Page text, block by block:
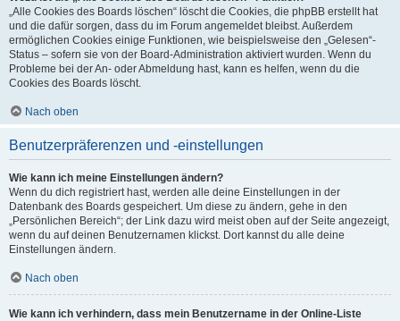
„Alle Cookies des Boards löschen“ löscht die Cookies, die phpBB erstellt hat
und die dafür sorgen, dass du im Forum angemeldet bleibst. Außerdem
ermöglichen Cookies einige Funktionen, wie beispielsweise den „Gelesen“-
Status – sofern sie von der Board-Administration aktiviert wurden. Wenn du
Probleme bei der An- oder Abmeldung hast, kann es helfen, wenn du die
Cookies des Boards löscht.
Nach oben
Benutzerpräferenzen und -einstellungen
Wie kann ich meine Einstellungen ändern?
Wenn du dich registriert hast, werden alle deine Einstellungen in der
Datenbank des Boards gespeichert. Um diese zu ändern, gehe in den
„Persönlichen Bereich“; der Link dazu wird meist oben auf der Seite angezeigt,
wenn du auf deinen Benutzernamen klickst. Dort kannst du alle deine
Einstellungen ändern.
Nach oben
Wie kann ich verhindern, dass mein Benutzername in der Online-Liste